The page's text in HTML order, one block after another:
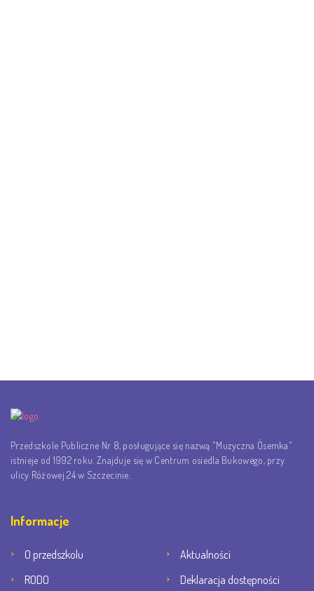
Przedszkole Publiczne Nr 8, posługujące się nazwą "Muzyczna Ósemka"
istnieje od 1992 roku. Znajduje się w Centrum osiedla Bukowego, przy
ulicy Różowej 24 w Szczecinie.
Informacje
O przedszkolu
Aktualności
RODO
Deklaracja dostępności